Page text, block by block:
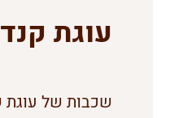
עוגת
שכבות של עוגת